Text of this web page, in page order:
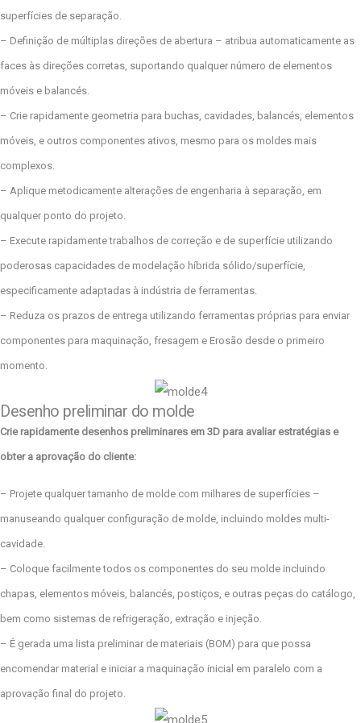
superfícies de separação.
– Definição de múltiplas direções de abertura – atribua automaticamente as
faces às direções corretas, suportando qualquer número de elementos
móveis e balancés.
– Crie rapidamente geometria para buchas, cavidades, balancés, elementos
móveis, e outros componentes ativos, mesmo para os moldes mais
complexos.
– Aplique metodicamente alterações de engenharia à separação, em
qualquer ponto do projeto.
– Execute rapidamente trabalhos de correção e de superfície utilizando
poderosas capacidades de modelação híbrida sólido/superfície,
especificamente adaptadas à indústria de ferramentas.
– Reduza os prazos de entrega utilizando ferramentas próprias para enviar
componentes para maquinação, fresagem e Erosão desde o primeiro
momento.
Desenho preliminar do molde
Crie rapidamente desenhos preliminares em 3D para avaliar estratégias e
obter a aprovação do cliente:
– Projete qualquer tamanho de molde com milhares de superfícies –
manuseando qualquer configuração de molde, incluindo moldes multi-
cavidade.
– Coloque facilmente todos os componentes do seu molde incluindo
chapas, elementos móveis, balancés, postiços, e outras peças do catálogo,
bem como sistemas de refrigeração, extração e injeção.
– É gerada uma lista preliminar de materiais (BOM) para que possa
encomendar material e iniciar a maquinação inicial em paralelo com a
aprovação final do projeto.